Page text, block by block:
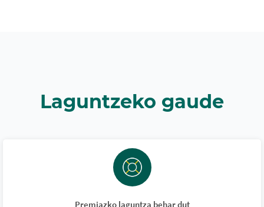
Laguntzeko gaude
Premiazko laguntza behar dut